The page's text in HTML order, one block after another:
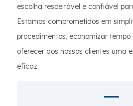
escolha respeitável e confiável
Estamos comprometidos em
procedimentos, economizar tempo
oferecer aos nossos clientes uma
eficaz.